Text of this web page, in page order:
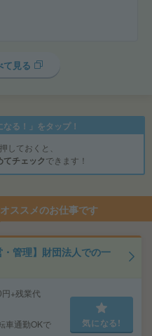
て見る
る！」をタップ！
しておくと、
チェックできます！
ススメのお仕事です
管理】財団法人での一
+残業代
車通勤OKで
気になる!